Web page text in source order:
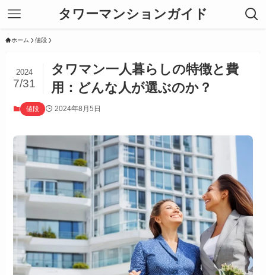
タワーマンションガイド
ホーム 値段
タワマン一人暮らしの特徴と費
用：どんな人が選ぶのか？
2024
7/31
値段 2024年8月5日